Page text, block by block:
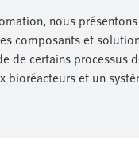
nous
composants et
de certains processus
bioréacteurs et un